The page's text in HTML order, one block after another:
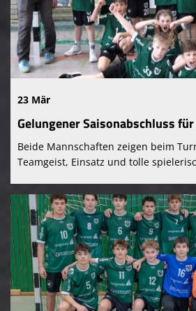
23 Mär
Gelungener Saisonabschluss für
Beide Mannschaften zeigen beim
Teamgeist, Einsatz und tolle